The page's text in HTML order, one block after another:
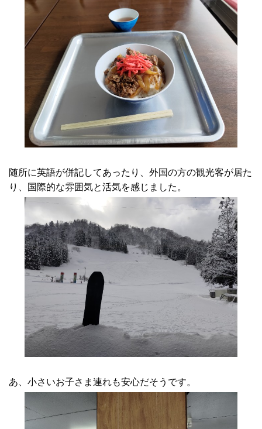
随所に英語が併記してあったり、外国の方の観光客が居た
り、国際的な雰囲気と活気を感じました。
あ、小さいお子さま連れも安心だそうです。